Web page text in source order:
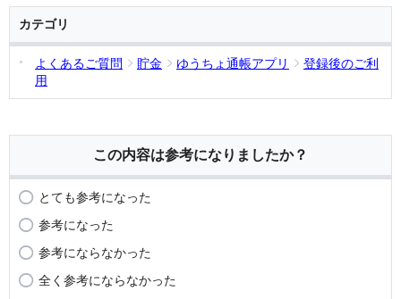
カテゴリ
よくあるご質問 貯金 ゆうちょ通帳アプリ
登録後のご利
用
この内容は参考になりましたか？
とても参考になった
参考になった
参考にならなかった
全く参考にならなかった